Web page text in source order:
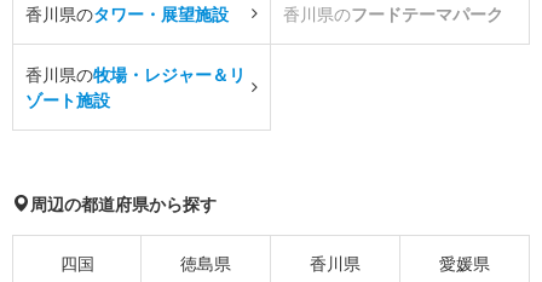
香川県のタワー・展望施設 香川県のフードテーマパーク
香川県の牧場・レジャー＆リ
ゾート施設
周辺の都道府県から探す
四国 徳島県 香川県 愛媛県